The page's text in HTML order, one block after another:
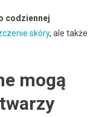
codziennej
skóry, ale także
mogą